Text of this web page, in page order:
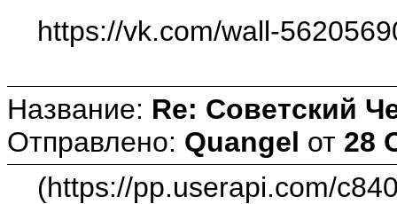
https://vk.com/wall-
Название: Re: Советский
Отправлено: Quangel от 28
(https://pp.userapi.com/